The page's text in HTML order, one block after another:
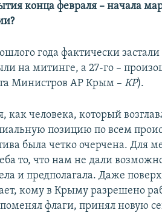
конца февраля – начала
года фактически
на митинге, а 27-го –
Министров АР Крым –КР).
как человека, который
позицию по всем
была четко очерчена. Для
то, что нам не дали
и предполагала. Даже
кому в Крыму разрешено
флаги, принял новую